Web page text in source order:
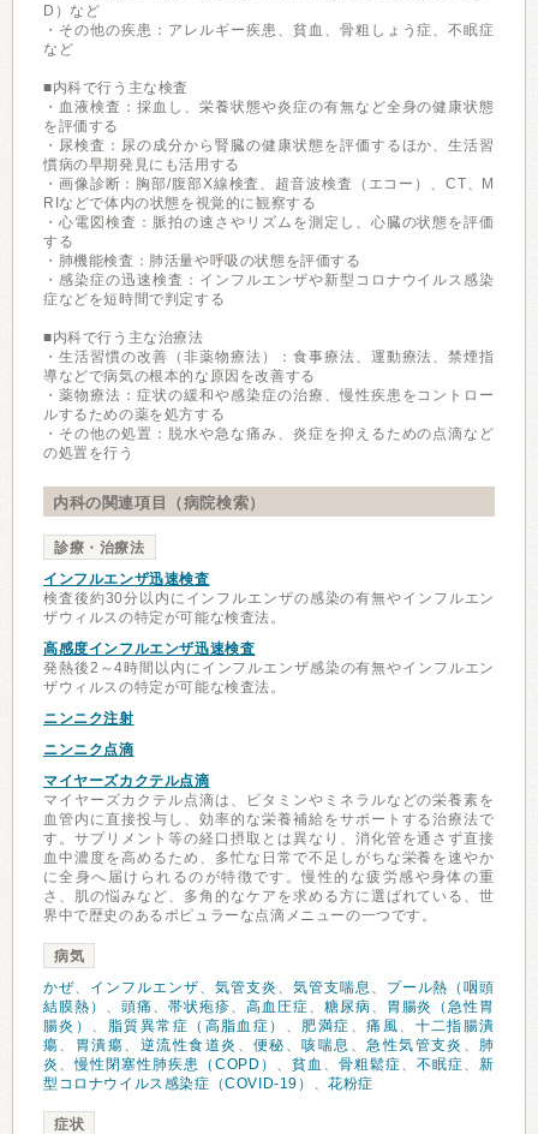
D）など
・その他の疾患：アレルギー疾患、貧血、骨粗しょう症、不眠症
など
■内科で行う主な検査
・血液検査：採血し、栄養状態や炎症の有無など全身の健康状態
を評価する
・尿検査：尿の成分から腎臓の健康状態を評価するほか、生活習
慣病の早期発見にも活用する
・画像診断：胸部/腹部X線検査、超音波検査（エコー）、CT、M
RIなどで体内の状態を視覚的に観察する
・心電図検査：脈拍の速さやリズムを測定し、心臓の状態を評価
する
・肺機能検査：肺活量や呼吸の状態を評価する
・感染症の迅速検査：インフルエンザや新型コロナウイルス感染
症などを短時間で判定する
■内科で行う主な治療法
・生活習慣の改善（非薬物療法）：食事療法、運動療法、禁煙指
導などで病気の根本的な原因を改善する
・薬物療法：症状の緩和や感染症の治療、慢性疾患をコントロー
ルするための薬を処方する
・その他の処置：脱水や急な痛み、炎症を抑えるための点滴など
の処置を行う
内科の関連項目（病院検索）
診療・治療法
インフルエンザ迅速検査
検査後約30分以内にインフルエンザの感染の有無やインフルエン
ザウィルスの特定が可能な検査法。
高感度インフルエンザ迅速検査
発熱後2～4時間以内にインフルエンザ感染の有無やインフルエン
ザウィルスの特定が可能な検査法。
ニンニク注射
ニンニク点滴
マイヤーズカクテル点滴
マイヤーズカクテル点滴は、ビタミンやミネラルなどの栄養素を
血管内に直接投与し、効率的な栄養補給をサポートする治療法で
す。サプリメント等の経口摂取とは異なり、消化管を通さず直接
血中濃度を高めるため、多忙な日常で不足しがちな栄養を速やか
に全身へ届けられるのが特徴です。慢性的な疲労感や身体の重
さ、肌の悩みなど、多角的なケアを求める方に選ばれている、世
界中で歴史のあるポピュラーな点滴メニューの一つです。
病気
かぜ、 インフルエンザ、 気管支炎 、 気管支喘息 、
プール熱（咽頭
結膜熱） 、 頭痛 、 帯状疱疹、 高血圧症、 糖尿病、
胃腸炎（急性胃
腸炎） 、 脂質異常症（高脂血症） 、 肥満症 、痛風、 十二指腸潰
瘍、 胃潰瘍、 逆流性食道炎 、 便秘 、咳喘息 、急性気管支炎 、 肺
炎 、慢性閉塞性肺疾患（COPD） 、貧血 、骨粗鬆症、不眠症、新
型コロナウイルス感染症（COVID-19） 、花粉症
症状